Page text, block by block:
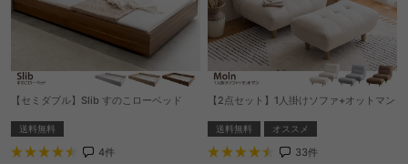
【セミダブル】Slib すのこローベッド
送料無料
4件
【2点セット】1人掛けソファ+オットマン
送料無料 オススメ
33件